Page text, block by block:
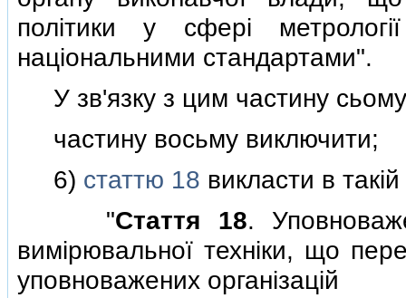
полiтики у сферi
нацiональними стандартами".
У зв'язку з цим частину
частину восьму виключити;
6) статтю 18 викласти в
"Стаття 18.
вимiрювальної технiки, що
уповноважених органiзацiй